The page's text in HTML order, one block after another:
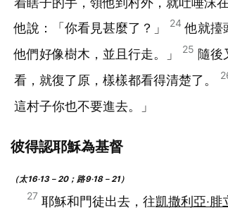
他說：「你看見甚麼了？」
24 他就擡
他們好像樹木，並且行走。」
25 隨後
看，就復了原，樣樣都看得清楚了。
這村子你也不要進去。」
彼得認耶穌為基督
（太16‧13－20；路9‧18－21）
27 耶穌和門徒出去，往凱撒利亞‧腓